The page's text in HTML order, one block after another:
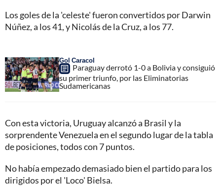
Los goles de la 'celeste' fueron convertidos por Darwin
Núñez, a los 41, y Nicolás de la Cruz, a los 77.
Gol Caracol
Paraguay derrotó 1-0 a Bolivia y consiguió
su primer triunfo, por las Eliminatorias
Sudamericanas
Con esta victoria, Uruguay alcanzó a Brasil y la
sorprendente Venezuela en el segundo lugar de la tabla
de posiciones, todos con 7 puntos.
No había empezado demasiado bien el partido para los
dirigidos por el 'Loco' Bielsa.